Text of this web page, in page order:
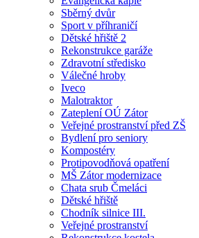
Sběrný dvůr
Sport v příhraničí
Dětské hřiště 2
Rekonstrukce garáže
Zdravotní středisko
Válečné hroby
Iveco
Malotraktor
Zateplení OÚ Zátor
Veřejné prostranství před ZŠ
Bydlení pro seniory
Kompostéry
Protipovodňová opatření
MŠ Zátor modernizace
Chata srub Čmeláci
Dětské hřiště
Chodník silnice III.
Veřejné prostranství